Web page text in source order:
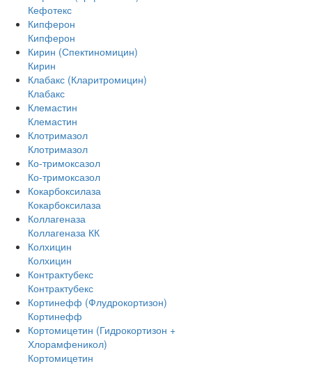
Кефотекс
Кипферон
Кипферон
Кирин (Спектиномицин)
Кирин
Клабакс (Кларитромицин)
Клабакс
Клемастин
Клемастин
Клотримазол
Клотримазол
Ко-тримоксазол
Ко-тримоксазол
Кокарбоксилаза
Кокарбоксилаза
Коллагеназа
Коллагеназа КК
Колхицин
Колхицин
Контрактубекс
Контрактубекс
Кортинефф (Флудрокортизон)
Кортинефф
Кортомицетин (Гидрокортизон +
Хлорамфеникол)
Кортомицетин